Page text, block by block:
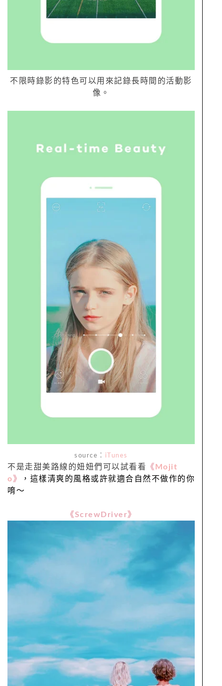
不限時錄影的特色可以用來記錄長時間的活動影
像。
source： iTunes
不是走甜美路線的妞妞們可以試看看 《 Mojit
o》
，這樣清爽的風格或許就適合自然不做作的你
唷～
《ScrewDriver》